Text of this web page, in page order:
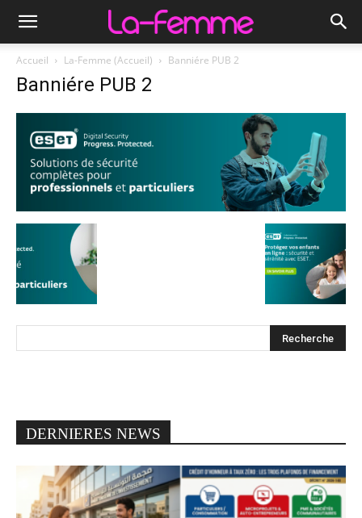
Accueil La-Femme (Accueil) Banniére PUB 2
Banniére PUB 2
DERNIERES NEWS